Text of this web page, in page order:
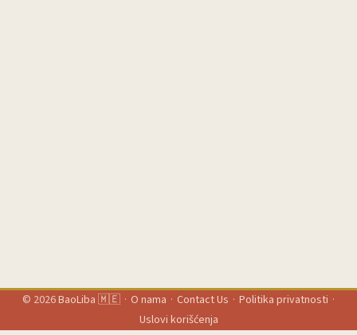
© 2026BaoLiba 🇲🇪 · O nama · Contact Us · Politika privatnosti ·
Uslovi korišćenja